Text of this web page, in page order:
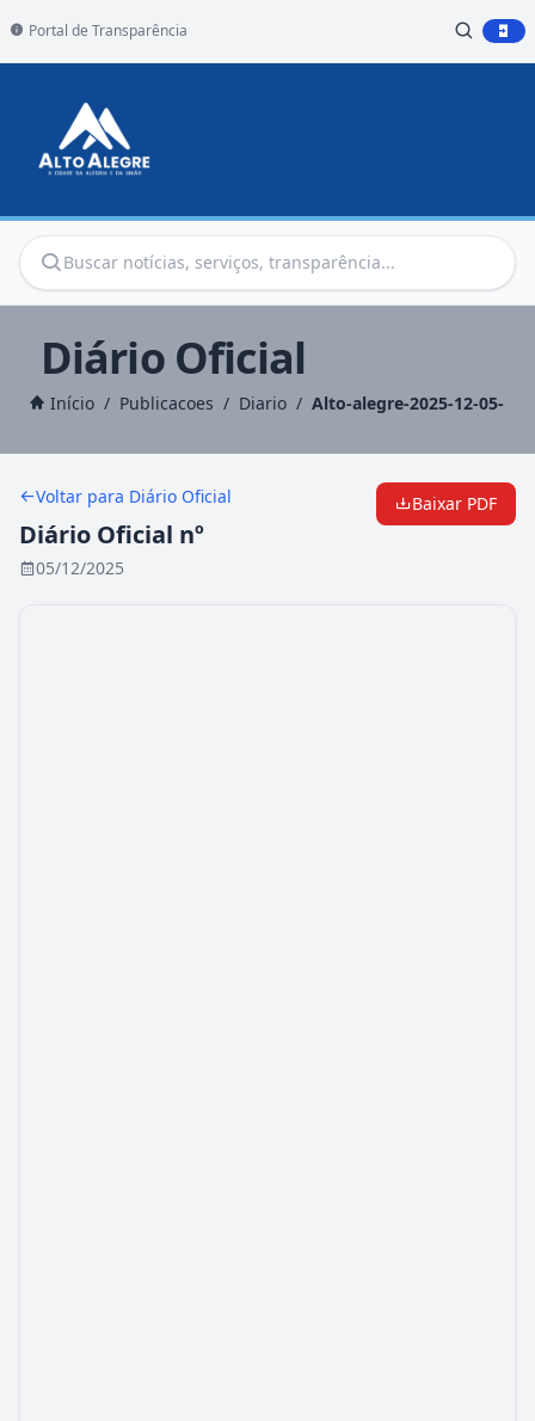
Portal de Transparência
Diário Oficial
Início / Publicacoes / Diario / Alto-alegre-2025-12-05-
Voltar para Diário Oficial
Diário Oficial nº
05/12/2025
Baixar PDF